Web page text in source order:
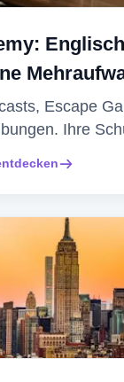
Escape
Ihre
Fortschritte.